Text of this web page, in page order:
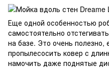
Еще одной особенностью
самостоятельно
на базе. Это очень полезно,
пропылесосить ковер с
намочить даже поднятые